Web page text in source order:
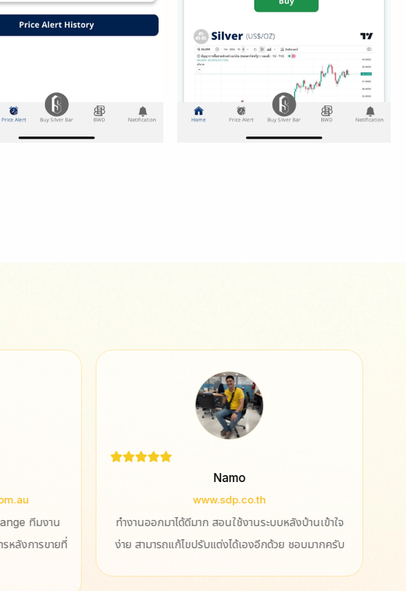
ทีมงาน
หลังการขายที่
Namo
www.sdp.co.th
ทำงานออกมาได้ดีมาก สอนใช้งานระบบหลังบ้านเข้าใจ
ง่าย สามารถแก้ไขปรับแต่งได้เองอีกด้วย​ ชอบมากครับ